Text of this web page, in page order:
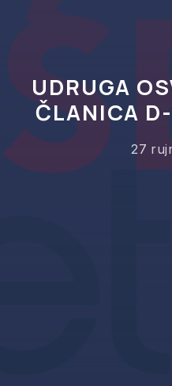
UDRUGA
ČLANICA
27